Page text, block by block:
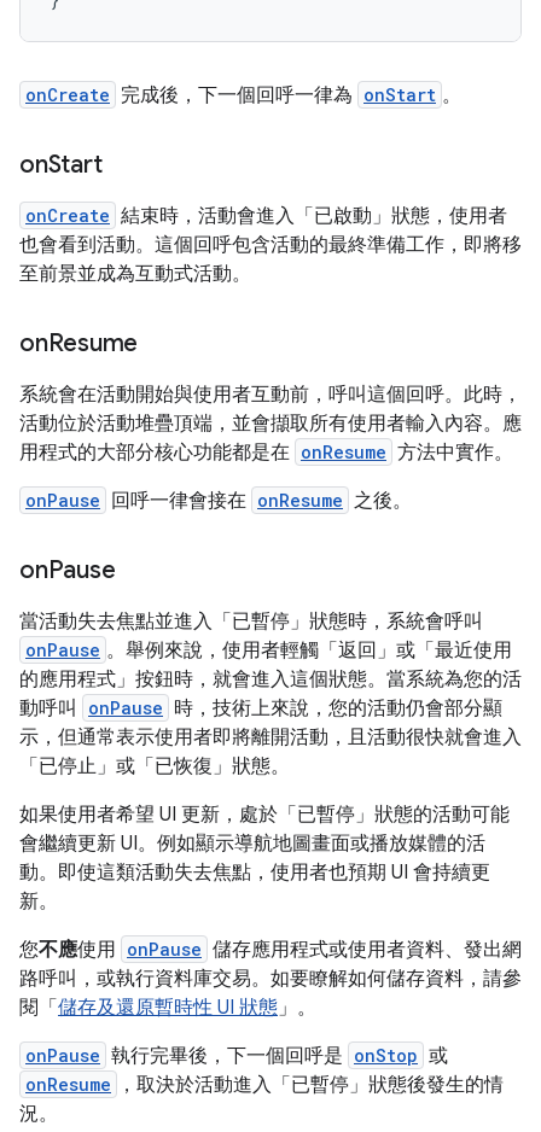
onCreate 完成後，下一個回呼一律為 onStart 。
onStart
onCreate 結束時，活動會進入「已啟動」狀態，使用者
也會看到活動。這個回呼包含活動的最終準備工作，即將移
至前景並成為互動式活動。
onResume
系統會在活動開始與使用者互動前，呼叫這個回呼。此時，
活動位於活動堆疊頂端，並會擷取所有使用者輸入內容。應
用程式的大部分核心功能都是在 onResume 方法中實作。
onPause 回呼一律會接在 onResume 之後。
onPause
當活動失去焦點並進入「已暫停」狀態時，系統會呼叫
onPause 。舉例來說，使用者輕觸「返回」或「最近使用
的應用程式」按鈕時，就會進入這個狀態。當系統為您的活
動呼叫
onPause 時，技術上來說，您的活動仍會部分顯
示，但通常表示使用者即將離開活動，且活動很快就會進入
「已停止」或「已恢復」狀態。
如果使用者希望 UI 更新，處於「已暫停」狀態的活動可能
會繼續更新 UI。例如顯示導航地圖畫面或播放媒體的活
動。即使這類活動失去焦點，使用者也預期 UI 會持續更
新。
您不應使用 onPause 儲存應用程式或使用者資料、發出網
路呼叫，或執行資料庫交易。如要瞭解如何儲存資料，請參
閱「 儲存及還原暫時性 UI 狀態」。
onPause 執行完畢後，下一個回呼是 onStop 或
onResume
，取決於活動進入「已暫停」狀態後發生的情
況。